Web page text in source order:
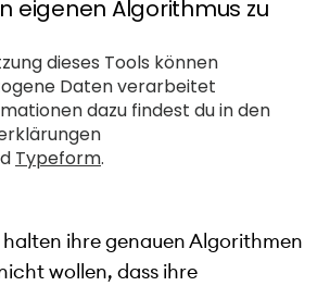
ihre genauen Algorithmen
wollen, dass ihre